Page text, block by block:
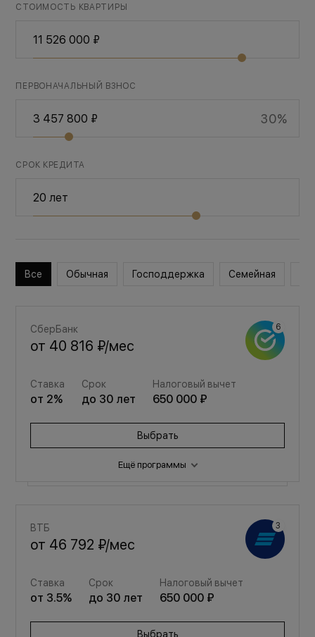
СТОИМОСТЬ КВАРТИРЫ
ПЕРВОНАЧАЛЬНЫЙ ВЗНОС
30%
СРОК КРЕДИТА
Все Обычная Господдержка Семейная
СберБанк
от 40 816 ₽/мес
Ставка
от 2%
Срок
до 30 лет
Налоговый вычет
650 000 ₽
Выбрать
Ещё программы
от 54 653 ₽ /мес
от3.5% до30 650 000 ₽
Выбрать
ВТБ
от 46 792 ₽/мес
Ставка
от 3.5%
Срок
до 30 лет
Налоговый вычет
650 000 ₽
Выбрать